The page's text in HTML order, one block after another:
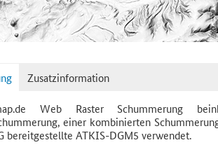
Zusatzinformation
Web Raster Schummerung
einer kombinierten
bereitgestellte ATKIS-DGM5 verwendet.